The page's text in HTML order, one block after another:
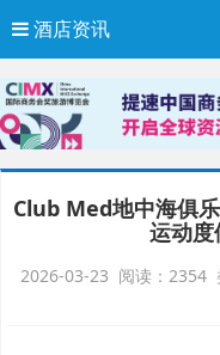
酒店资讯
Club Med地中海俱
运动
2026-03-23 阅读：2354